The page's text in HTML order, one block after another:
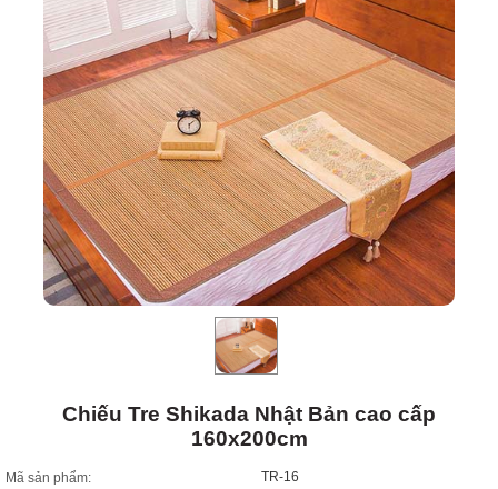
Chiếu Tre Shikada Nhật Bản cao cấp
160x200cm
Mã sản phẩm: TR-16